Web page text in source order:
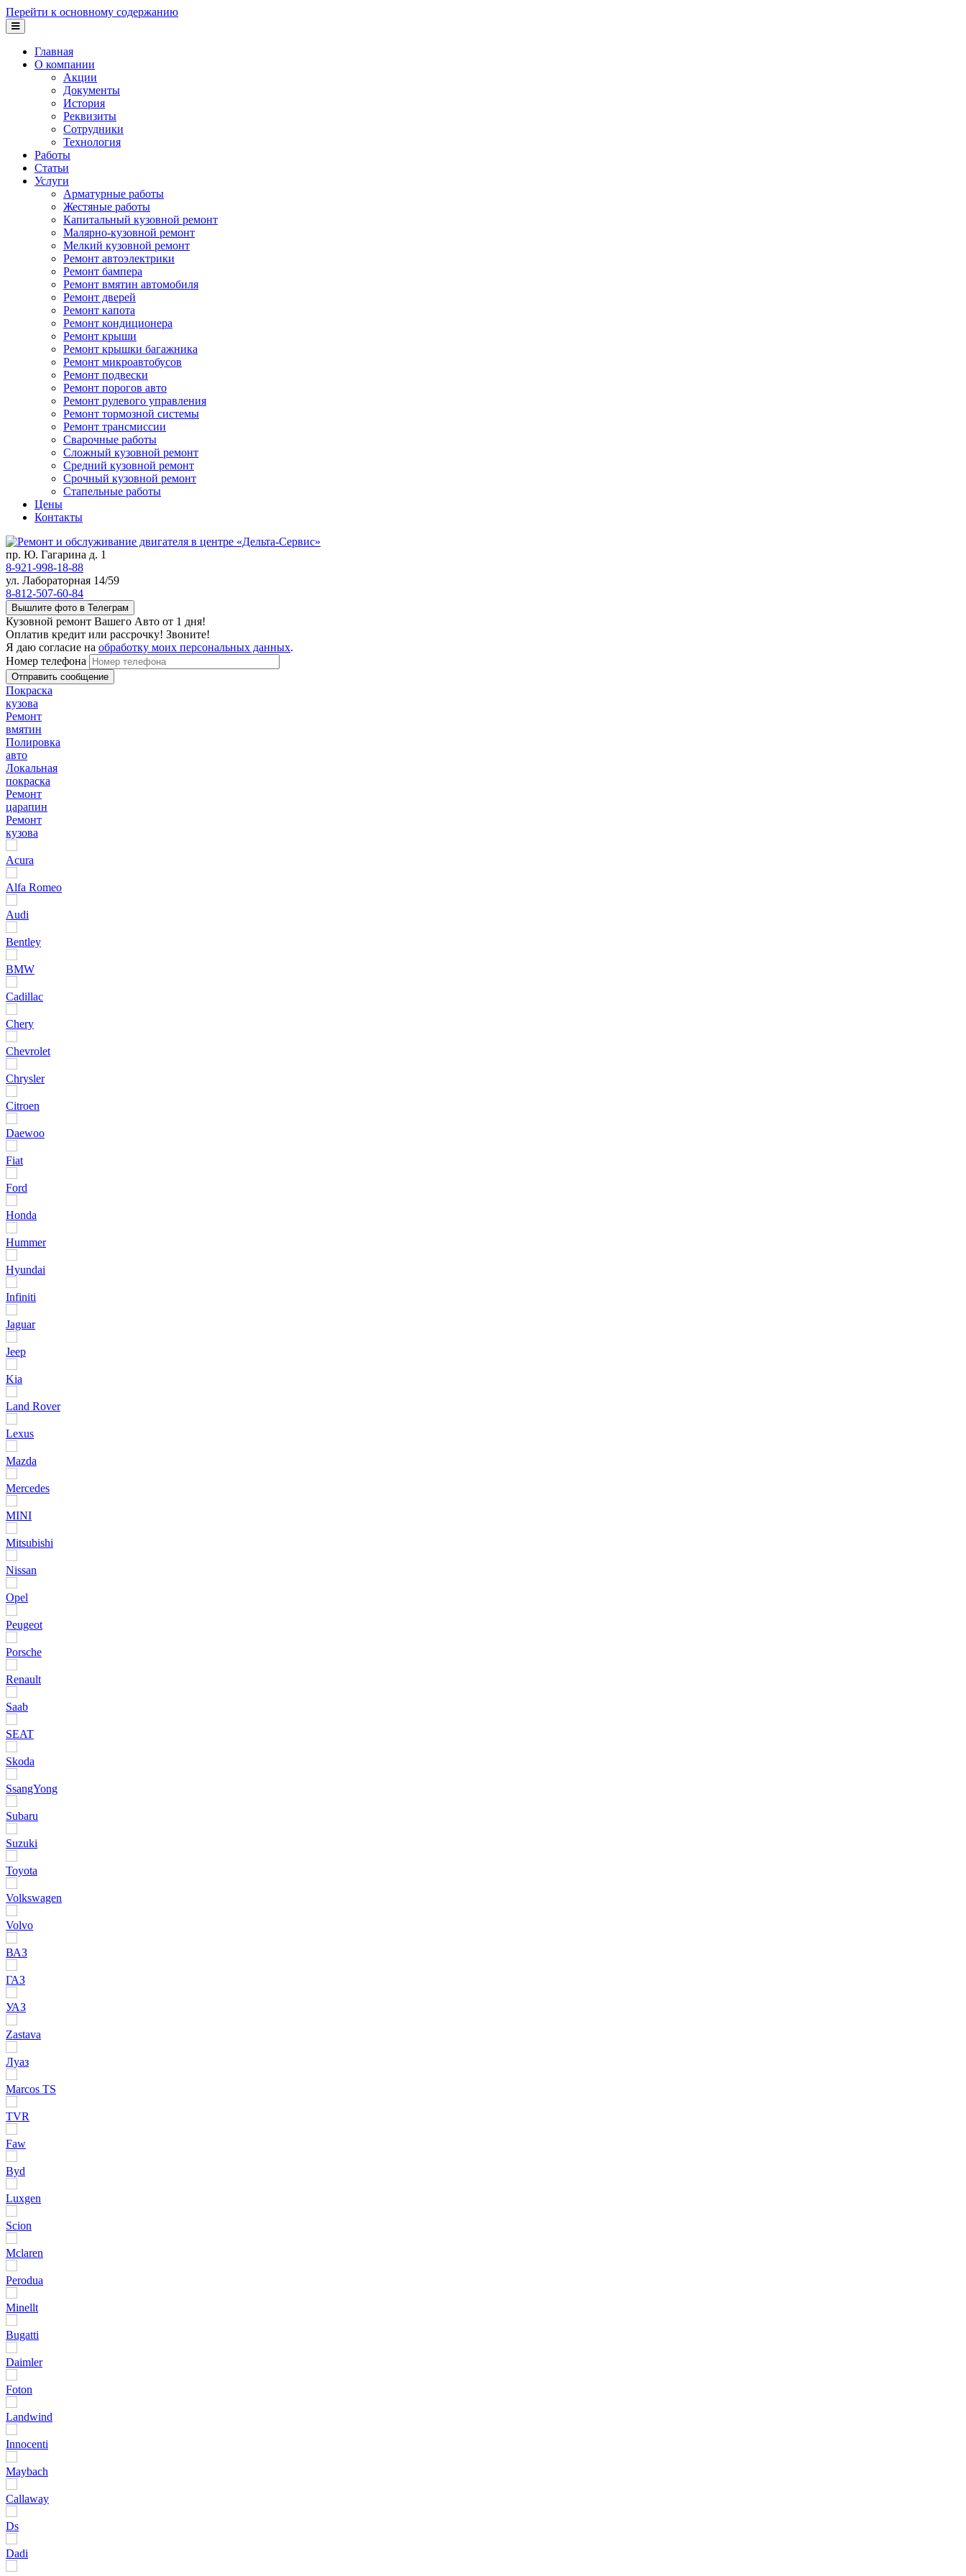
Перейти к основному содержанию
Главная
О компании
Акции
Документы
История
Реквизиты
Сотрудники
Технология
Работы
Статьи
Услуги
Арматурные работы
Жестяные работы
Капитальный кузовной ремонт
Малярно-кузовной ремонт
Мелкий кузовной ремонт
Ремонт автоэлектрики
Ремонт бампера
Ремонт вмятин автомобиля
Ремонт дверей
Ремонт капота
Ремонт кондиционера
Ремонт крыши
Ремонт крышки багажника
Ремонт микроавтобусов
Ремонт подвески
Ремонт порогов авто
Ремонт рулевого управления
Ремонт тормозной системы
Ремонт трансмиссии
Сварочные работы
Сложный кузовной ремонт
Средний кузовной ремонт
Срочный кузовной ремонт
Стапельные работы
Цены
Контакты
пр. Ю. Гагарина д. 1
8-921-998-18-88
ул. Лабораторная 14/59
8-812-507-60-84
Вышлите фото в Телеграм
Кузовной ремонт Вашего Авто от 1 дня!
Оплатив кредит или рассрочку! Звоните!
Я даю согласие на обработку моих персональных данных.
Номер телефона
Покраска
кузова
Ремонт
вмятин
Полировка
авто
Локальная
покраска
Ремонт
царапин
Ремонт
кузова
Acura
Alfa Romeo
Audi
Bentley
BMW
Cadillac
Chery
Chevrolet
Chrysler
Citroen
Daewoo
Fiat
Ford
Honda
Hummer
Hyundai
Infiniti
Jaguar
Jeep
Kia
Land Rover
Lexus
Mazda
Mercedes
MINI
Mitsubishi
Nissan
Opel
Peugeot
Porsche
Renault
Saab
SEAT
Skoda
SsangYong
Subaru
Suzuki
Toyota
Volkswagen
Volvo
ВАЗ
ГАЗ
УАЗ
Zastava
Луаз
Marcos TS
TVR
Faw
Byd
Luxgen
Scion
Mclaren
Perodua
Minellt
Bugatti
Daimler
Foton
Landwind
Innocenti
Maybach
Callaway
Ds
Dadi